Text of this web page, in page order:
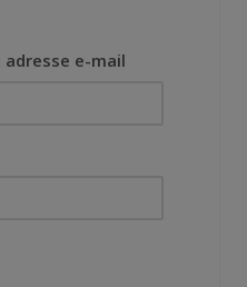
e-mail